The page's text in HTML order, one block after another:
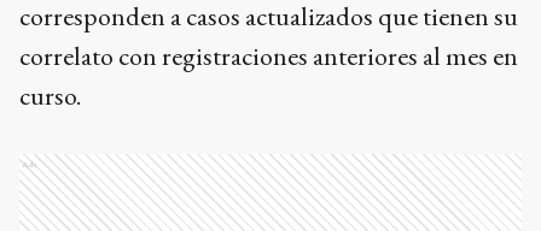
corresponden a casos actualizados que tienen su
correlato con registraciones anteriores al mes en
curso.
Ads